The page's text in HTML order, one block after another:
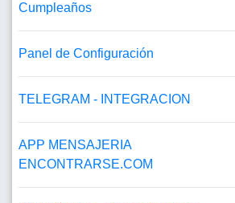
Cumpleaños
Panel de Configuración
TELEGRAM - INTEGRACION
APP MENSAJERIA
ENCONTRARSE.COM